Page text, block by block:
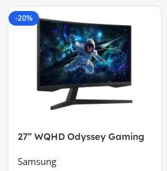
-20%
27” WQHD Odyssey Gaming
Samsung